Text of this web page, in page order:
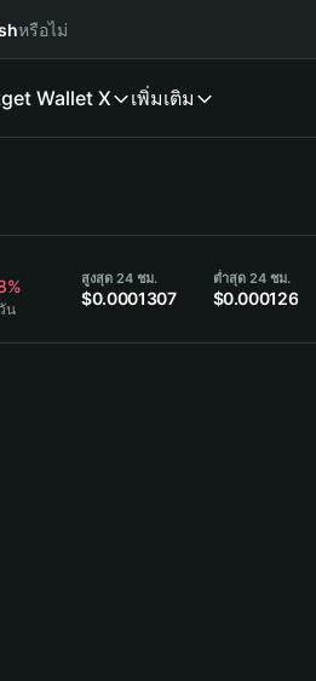
หรือไม่
Wallet X เพิ่มเติม
น
สูงสุด 24 ชม.
$0.0001307
ต่ำสุด 24 ชม.
$0.000126